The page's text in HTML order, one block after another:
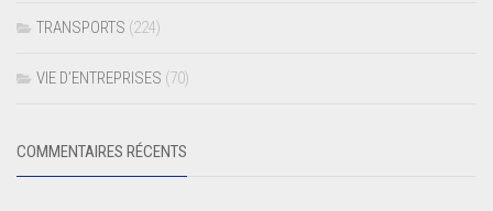
TRANSPORTS (224)
VIE D’ENTREPRISES (70)
COMMENTAIRES RÉCENTS